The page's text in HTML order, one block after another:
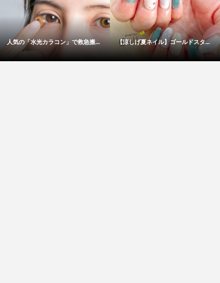
人気の「水光カラコン」で救急搬... 【涼しげ夏ネイル】ゴールドスタ...